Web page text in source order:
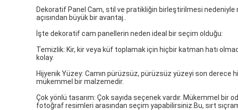
Dekoratif Panel Cam, stil ve pratikliğin birleştirilmesi
açısından büyük bir avantaj..
İşte dekoratif cam panellerin neden ideal bir seçim olduğu:
Temizlik: Kir, kir veya küf toplamak için hiçbir katman hatı
kolay.
Hijyenik Yüzey: Camın pürüzsüz, pürüzsüz yüzeyi son derece
mükemmel bir malzemedir.
Çok yönlü tasarım: Çok sayıda seçenek vardır. Mükemmel bir
fotoğraf resimleri arasından seçim yapabilirsiniz.Bu, sırt